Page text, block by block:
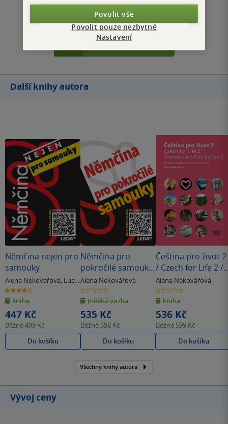
Zobrazit všechna hodnocení
Přidat hodnocení
Další knihy autora
Němčina nejen pro
samouky
Alena Nekovářová Lucie
Zemanová
4.0
z
5
hvězdiček
kniha
447 Kč
Běžně499 Kč
Do košíku
Němčina pro
pokročilé samouky
+ mp3
Alena Nekovářová
0.0
z
5
hvězdiček
měkká vazba
535 Kč
Běžně 598 Kč
Do košíku
Čeština pro život 2
/ Czech for Life 2 /
Tschechisch fürs
Leben 2
Alena Nekovářová
0.0
z
5
hvězdiček
kniha
536 Kč
Běžně 599 Kč
Do košíku
Všechny knihy autora
Vývoj ceny
Povolit vše
Povolit pouze nezbytné
Nastavení